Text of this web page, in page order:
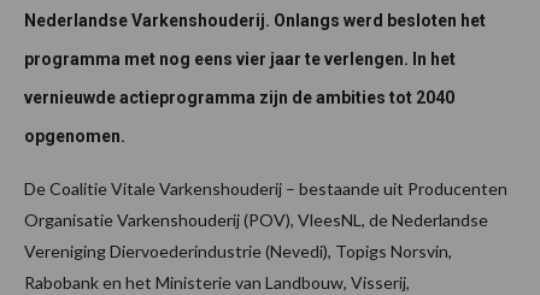
Nederlandse Varkenshouderij. Onlangs werd besloten het
programma met nog eens vier jaar te verlengen. In het
vernieuwde actieprogramma zijn de ambities tot 2040
opgenomen.
De Coalitie Vitale Varkenshouderij – bestaande uit Producenten
Organisatie Varkenshouderij (POV), VleesNL, de Nederlandse
Vereniging Diervoederindustrie (Nevedi), Topigs Norsvin,
Rabobank en het Ministerie van Landbouw, Visserij,